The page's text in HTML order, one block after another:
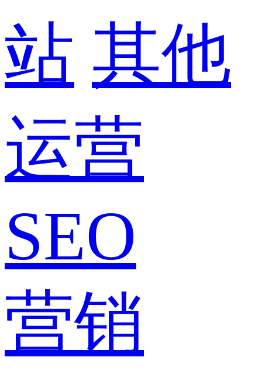
站 其他
运营
SEO
营销